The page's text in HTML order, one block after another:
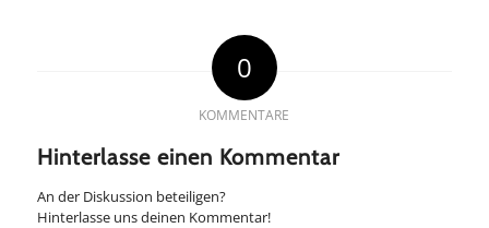
0
KOMMENTARE
Hinterlasse einen Kommentar
An der Diskussion beteiligen?
Hinterlasse uns deinen Kommentar!